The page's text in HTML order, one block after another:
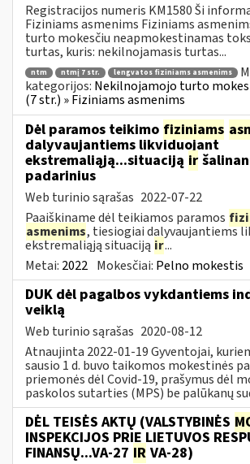
Registracijos numeris KM1580 Ši
Fiziniams asmenims Fiziniams
turto mokesčiu neapmokestinamas
turtas, kuris: nekilnojamasis turtas...
ntm ntmį 7 str. lengvatos fiziniams asmenims
kategorijos: Nekilnojamojo turto
(7 str.) » Fiziniams asmenims
Dėl paramos teikimo fiziniams
dalyvaujantiems likviduojant
ekstremaliąją...situaciją ir
padarinius
Web turinio sąrašas 2022-07-22
Paaiškiname dėl teikiamos paramos
asmenims, tiesiogiai dalyvaujantiems
ekstremaliąją situaciją ir...
Metai: 2022 Mokesčiai: Pelno mokestis
DUK dėl pagalbos vykdantiems
veiklą
Web turinio sąrašas 2020-08-12
Atnaujinta 2022-01-19 Gyventojai,
sausio 1 d. buvo taikomos mokestinės
priemonės dėl Covid-19, prašymus dėl
paskolos sutarties (MPS) be palūkanų
DĖL TEISĖS AKTŲ (VALSTYBINĖS
INSPEKCIJOS PRIE LIETUVOS
FINANSŲ...VA-27 IR VA-28)